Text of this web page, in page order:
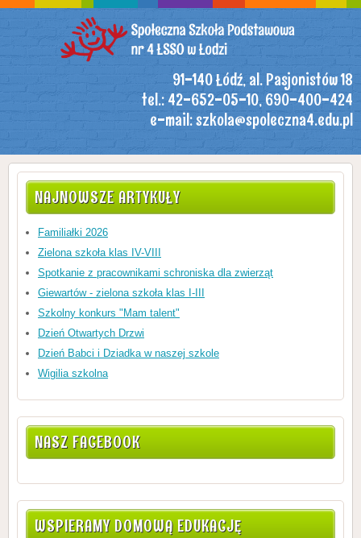
91-140 Łódź, al. Pasjonistów 18
tel.: 42-652-05-10, 690-400-424
e-mail: szkola@spoleczna4.edu.pl
NAJNOWSZE ARTYKUŁY
Familiałki 2026
Zielona szkoła klas IV-VIII
Spotkanie z pracownikami schroniska dla zwierząt
Giewartów - zielona szkoła klas I-III
Szkolny konkurs "Mam talent"
Dzień Otwartych Drzwi
Dzień Babci i Dziadka w naszej szkole
Wigilia szkolna
NASZ FACEBOOK
WSPIERAMY DOMOWĄ EDUKACJĘ